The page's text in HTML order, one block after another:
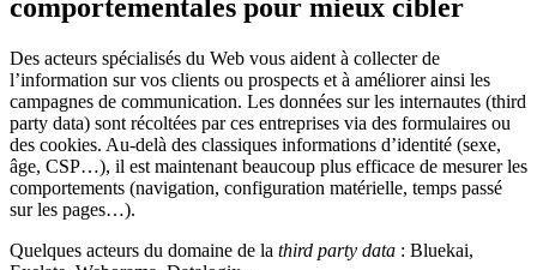
comportementales pour mieux cibler
Des acteurs spécialisés du Web vous aident à collecter de
l’information sur vos clients ou prospects et à améliorer ainsi les
campagnes de communication. Les données sur les internautes (third
party data) sont récoltées par ces entreprises via des formulaires ou
des cookies. Au-delà des classiques informations d’identité (sexe,
âge, CSP…), il est maintenant beaucoup plus efficace de mesurer les
comportements (navigation, configuration matérielle, temps passé
sur les pages…).
Quelques acteurs du domaine de la third party data : Bluekai,